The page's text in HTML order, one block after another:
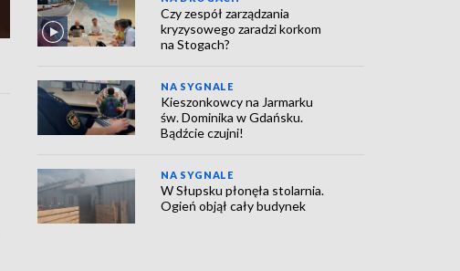
Czy zespół zarządzania
kryzysowego zaradzi korkom
na Stogach?
NA SYGNALE
Kieszonkowcy na Jarmarku
św. Dominika w Gdańsku.
Bądźcie czujni!
NA SYGNALE
W Słupsku płonęła stolarnia.
Ogień objął cały budynek